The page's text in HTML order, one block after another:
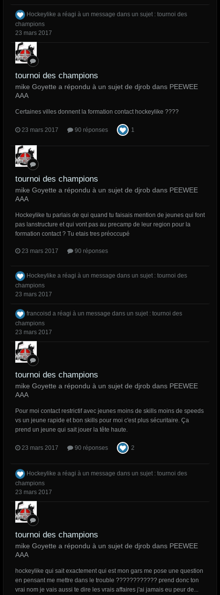
Hockeylike a réagi à un message dans un sujet : tournoi des
champions
23 mars 2017
tournoi des champions
mike Goyette a répondu à un sujet de djrob dans PEEWEE
AAA
Certaines villes donnent la formation contact hockeylike ????
23 mars 2017 90 réponses 1
tournoi des champions
mike Goyette a répondu à un sujet de djrob dans PEEWEE
AAA
Hockeylike tu parlais de qui quand tu faisais mention de jeunes qui font
pas lanstructure et qui vont pas au precamp de leur region pour la
formation contact ? Tu etais tres préoccupé
23 mars 2017 90 réponses
Hockeylike a réagi à un message dans un sujet : tournoi des
champions
23 mars 2017
francoisd a réagi à un message dans un sujet : tournoi des
champions
23 mars 2017
tournoi des champions
mike Goyette a répondu à un sujet de djrob dans PEEWEE
AAA
Pour moi contact restrictif avec jeunes moins de skills moins de speeds
vs un jeune rapide et bon skills pour moi c'est plus sécuritaire. Ça
prend un jeune qui sait jouer la tête haute.
23 mars 2017 90 réponses 2
Hockeylike a réagi à un message dans un sujet : tournoi des
champions
23 mars 2017
tournoi des champions
mike Goyette a répondu à un sujet de djrob dans PEEWEE
AAA
hockeylike qui sait exactement qui est mon gars me pose une question
en pensant me mettre dans le trouble ???????????? prend donc ton
vrai nom je vais aussi te dire les vrais affaires j'ai jamais eu peur de...